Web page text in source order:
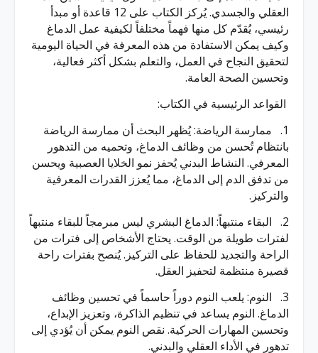
العقلي والجسدي. يُركز الكتاب على 12 قاعدة أو مبدأ
رئيسي، يُقدّم كل منها فهماً مختلفاً لكيفية عمل الدماغ
وكيف يمكن الاستفادة من هذه المعرفة في الحياة اليومية
لتحقيق النجاح في العمل، والتعلم بشكل أكثر فعالية،
وتحسين الصحة العامة.
القواعد الرئيسية في الكتاب:
1. ممارسة الرياضة: يُظهر البحث أن ممارسة الرياضة
بانتظام تُحسن من وظائف الدماغ، وتحميه من التدهور
المعرفي. النشاط البدني يُحفز نمو الخلايا العصبية ويحسن
من تدفق الدم إلى الدماغ، مما يُعزز القدرات المعرفية
والتركيز.
2. البقاء منتبهاً: الدماغ البشري ليس مبرمجاً للبقاء منتبهاً
لفترات طويلة من الوقت. يحتاج الأشخاص إلى فترات من
الراحة والتجديد للحفاظ على التركيز. يُنصح بفترات راحة
قصيرة منتظمة لتحفيز العقل.
3. النوم: يلعب النوم دوراً حاسماً في تحسين وظائف
الدماغ. النوم يساعد في تنظيم الذاكرة، وتعزيز الإبداع،
وتحسين المهارات الحركية. نقص النوم يمكن أن يُؤدي إلى
تدهور في الأداء العقلي والبدني.